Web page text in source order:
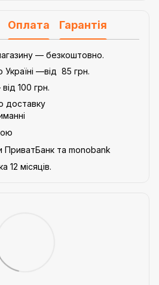
Оплата Гарантія
— безкоштовно.
—від 85 грн.
100 грн.
доставку
ПриватБанк та monobank
12 місяців.